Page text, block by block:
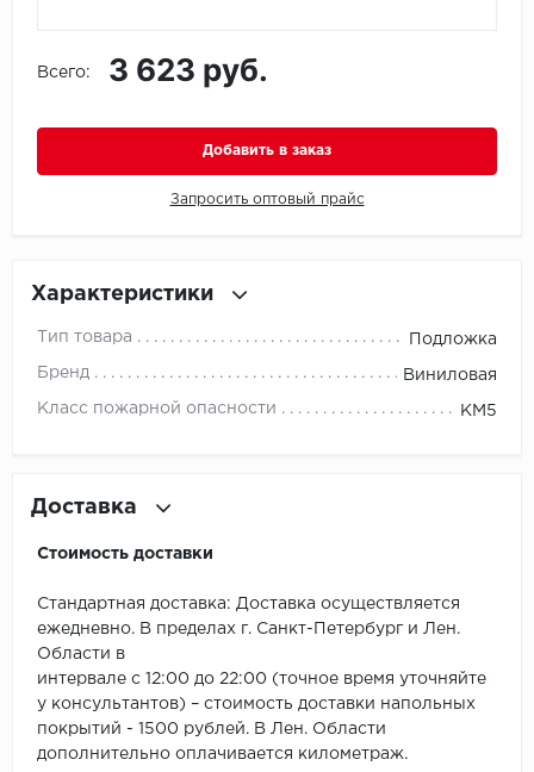
Made in Belgium
Next Step
No brand
Novafloor
Всего: 3 623 руб.
Добавить в заказ
Запросить оптовый прайс
Характеристики
Тип товара Подложка
Бренд Виниловая
Класс пожарной опасности КМ5
Доставка
Стоимость доставки
Стандартная доставка: Доставка осуществляется
ежедневно. В пределах г. Санкт-Петербург и Лен.
Области в
интервале с 12:00 до 22:00 (точное время уточняйте
у консультантов) – стоимость доставки напольных
покрытий - 1500 рублей. В Лен. Области
дополнительно оплачивается километраж.